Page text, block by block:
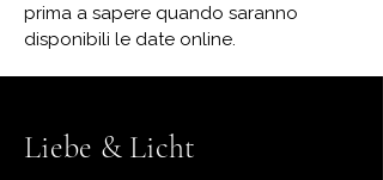
prima a sapere quando saranno
disponibili le date online.
Liebe & Licht